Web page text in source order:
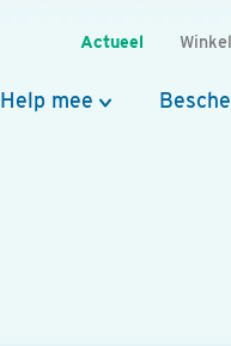
Actueel
Help mee